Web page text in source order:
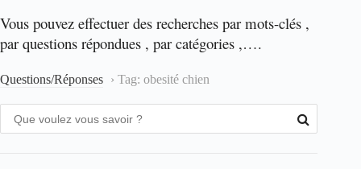
Vous pouvez effectuer des recherches par mots-clés ,
par questions répondues , par catégories ,….
Questions/Réponses › Tag: obesité chien